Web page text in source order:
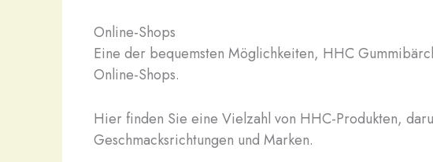
Online-Shops
Eine der bequemsten Möglichkeiten, HHC
Online-Shops.
Hier finden Sie eine Vielzahl von HHC-Produkten,
Geschmacksrichtungen und Marken.